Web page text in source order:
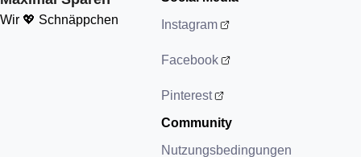
Wir 💖 Schnäppchen
Instagram
Facebook
Pinterest
Community
Nutzungsbedingungen